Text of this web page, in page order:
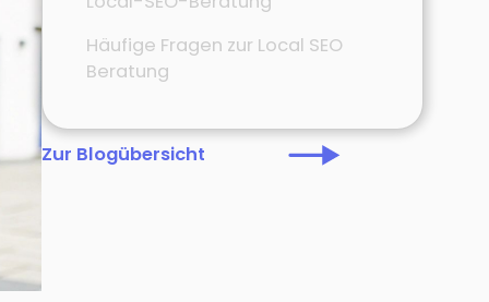
Häufige Fragen zur Local SEO
Beratung
Zur Blogübersicht